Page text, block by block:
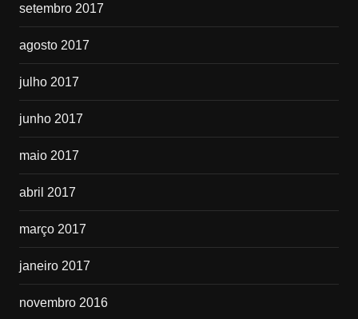
setembro 2017
agosto 2017
julho 2017
junho 2017
maio 2017
abril 2017
março 2017
janeiro 2017
novembro 2016